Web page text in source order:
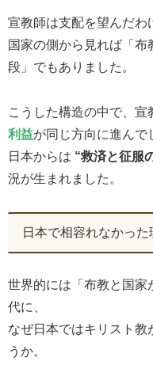
宣教師は支配を望んだわ
国家の側から見れば「
段」でもありました。
こうした構造の中で、宣
利益が同じ方向に進んで
日本からは “救済と征服
況が生まれました。
日本で相容れなかっ
世界的には「布教と国家
代に、
なぜ日本ではキリスト教
うか。